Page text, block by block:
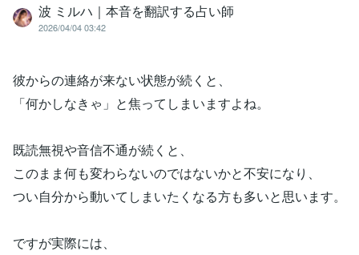
波 ミルハ｜本音を翻訳する占い師
2026/04/04 03:42
彼からの連絡が来ない状態が続くと、
「何かしなきゃ」と焦ってしまいますよね。
既読無視や音信不通が続くと、
このまま何も変わらないのではないかと不安になり、
つい自分から動いてしまいたくなる方も多いと思います。
ですが実際には、